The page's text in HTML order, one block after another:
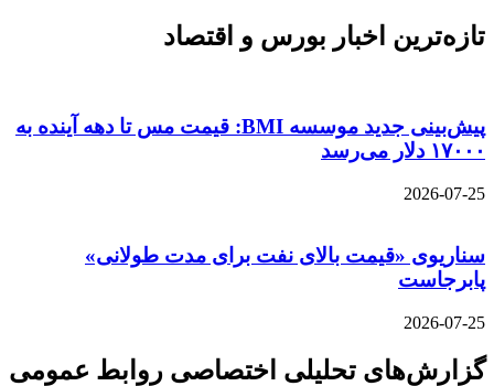
تازه‌ترین اخبار بورس و اقتصاد
پیش‌بینی جدید موسسه BMI: قیمت مس تا دهه آینده به
۱۷۰۰۰ دلار می‌رسد
2026-07-25
سناریوی «قیمت بالای نفت برای مدت طولانی»
پابرجاست
2026-07-25
گزارش‌های تحلیلی اختصاصی روابط عمومی